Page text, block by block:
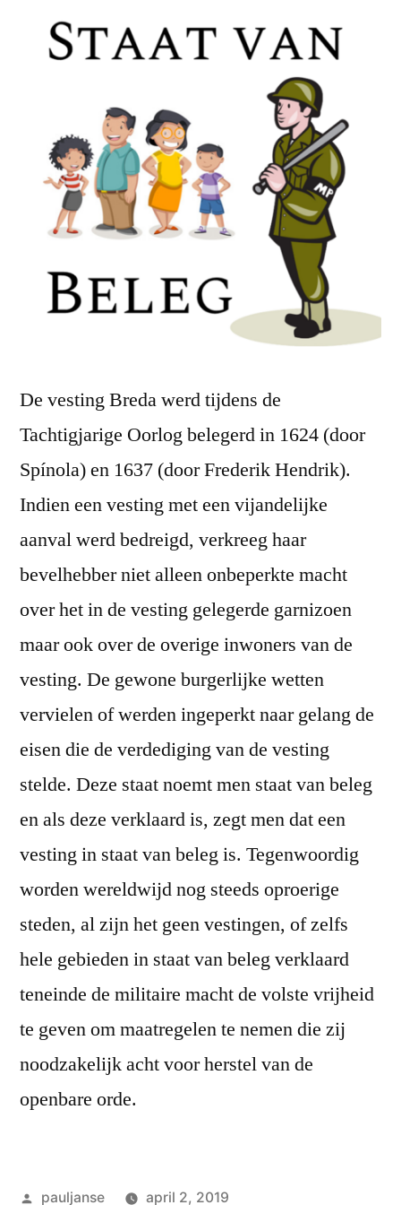
De vesting Breda werd tijdens de
Tachtigjarige Oorlog belegerd in 1624 (door
Spínola) en 1637 (door Frederik Hendrik).
Indien een vesting met een vijandelijke
aanval werd bedreigd, verkreeg haar
bevelhebber niet alleen onbeperkte macht
over het in de vesting gelegerde garnizoen
maar ook over de overige inwoners van de
vesting. De gewone burgerlijke wetten
vervielen of werden ingeperkt naar gelang de
eisen die de verdediging van de vesting
stelde. Deze staat noemt men staat van beleg
en als deze verklaard is, zegt men dat een
vesting in staat van beleg is. Tegenwoordig
worden wereldwijd nog steeds oproerige
steden, al zijn het geen vestingen, of zelfs
hele gebieden in staat van beleg verklaard
teneinde de militaire macht de volste vrijheid
te geven om maatregelen te nemen die zij
noodzakelijk acht voor herstel van de
openbare orde.
Geplaatst
pauljanse april 2, 2019